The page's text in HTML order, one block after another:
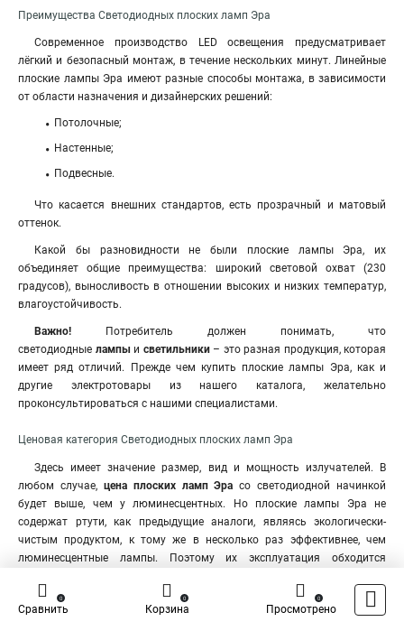
Преимущества Светодиодных плоских ламп Эра
Современное производство LED освещения предусматривает
лёгкий и безопасный монтаж, в течение нескольких минут. Линейные
плоские лампы Эра имеют разные способы монтажа, в зависимости
от области назначения и дизайнерских решений:
Потолочные;
Настенные;
Подвесные.
Что касается внешних стандартов, есть прозрачный и матовый
оттенок.
Какой бы разновидности не были плоские лампы Эра, их
объединяет общие преимущества: широкий световой охват (230
градусов), выносливость в отношении высоких и низких температур,
влагоустойчивость.
Важно! Потребитель должен понимать, что
светодиодные лампы и светильники– это разная продукция,которая
имеет ряд отличий. Прежде чем купить плоские лампы Эра, как и
другие электротовары из нашего каталога, желательно
проконсультироваться с нашими специалистами.
Ценовая категория Светодиодных плоских ламп Эра
Здесь имеет значение размер, вид и мощность излучателей. В
любом случае,цена плоских ламп Эра со светодиодной начинкой
будет выше, чем у люминесцентных. Но плоские лампы Эра не
содержат ртути, как предыдущие аналоги, являясь экологически-
чистым продуктом, к тому же в несколько раз эффективнее, чем
люминесцентные лампы. Поэтому их эксплуатация обходится
пользуются большим спросом, экономя солидные деньги на
электричество.
Сравнить
0
Корзина
0
Просмотрено
0